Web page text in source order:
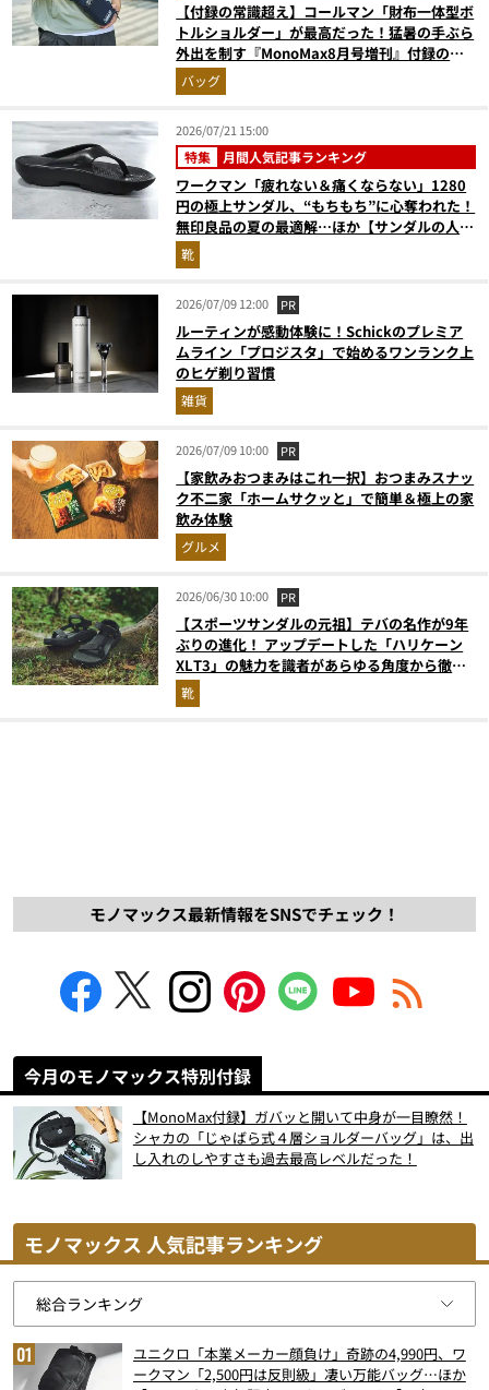
【付録の常識超え】コールマン「財布一体型ボ
トルショルダー」が最高だった！猛暑の手ぶら
外出を制す『MonoMax8月号増刊』付録の実
力をスタイリストが徹底レポ
バッグ
2026/07/21 15:00
特集 月間人気記事ランキング
ワークマン「疲れない＆痛くならない」1280
円の極上サンダル、“もちもち”に心奪われた！
無印良品の夏の最適解…ほか【サンダルの人気
記事ランキングベスト3】（2026年6月版）
靴
2026/07/09 12:00 PR
ルーティンが感動体験に！Schickのプレミア
ムライン「プロジスタ」で始めるワンランク上
のヒゲ剃り習慣
雑貨
2026/07/09 10:00 PR
【家飲みおつまみはこれ一択】おつまみスナッ
ク不二家「ホームサクッと」で簡単＆極上の家
飲み体験
グルメ
2026/06/30 10:00 PR
【スポーツサンダルの元祖】テバの名作が9年
ぶりの進化！ アップデートした「ハリケーン
XLT3」の魅力を識者があらゆる角度から徹底
解説！
靴
モノマックス最新情報をSNSでチェック！
今月のモノマックス特別付録
【MonoMax付録】ガバッと開いて中身が一目瞭然！
シャカの「じゃばら式４層ショルダーバッグ」は、出
し入れのしやすさも過去最高レベルだった！
モノマックス 人気記事ランキング
ユニクロ「本業メーカー顔負け」奇跡の4,990円、ワ
ークマン「2,500円は反則級」凄い万能バッグ…ほか